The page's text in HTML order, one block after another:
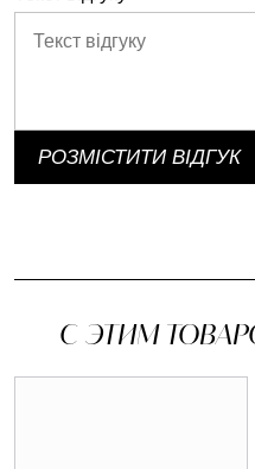
РОЗМІСТИТИ ВІДГУК
С ЭТИМ